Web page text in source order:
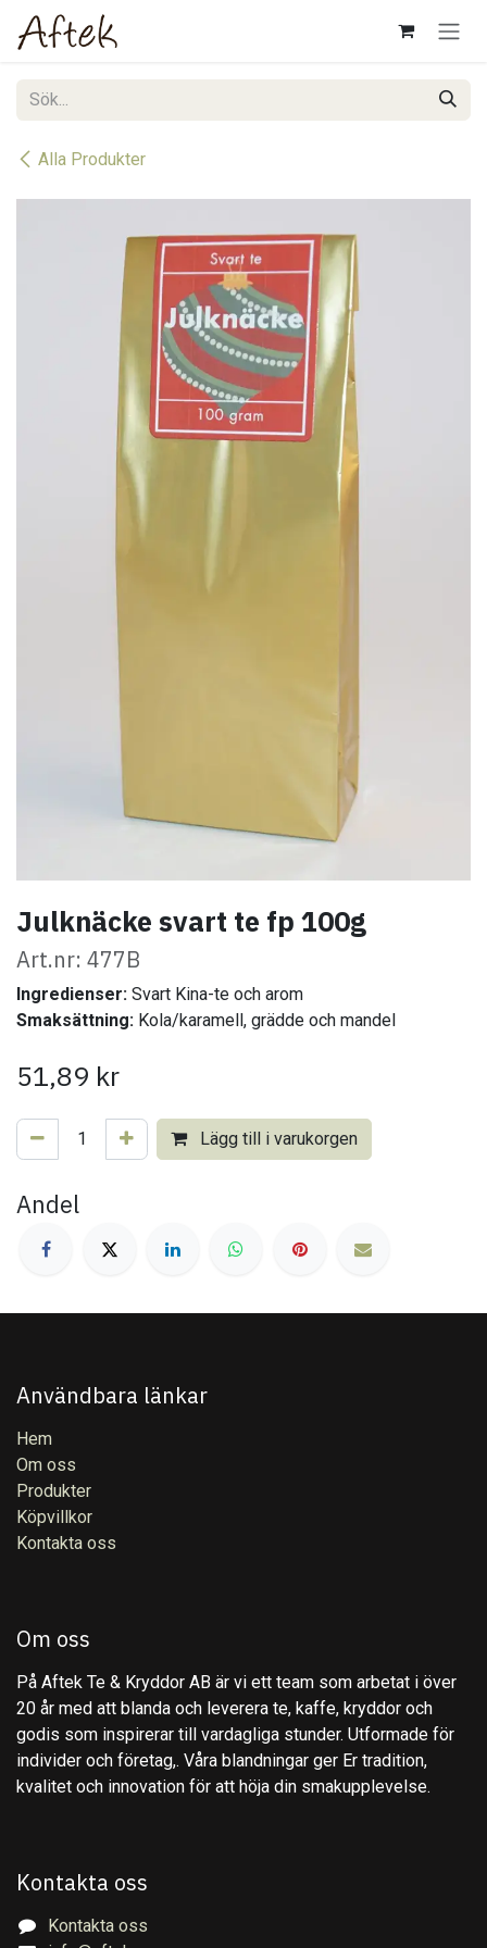
Hoppa till innehåll
Alla Produkter
Julknäcke svart te fp 100g
Art.nr: 477B
Ingredienser: Svart Kina-te och arom
Smaksättning: Kola/karamell, grädde och mandel
51,89 kr
Lägg till i varukorgen
Andel
Användbara länkar
Hem
Om oss
Produkter
Köpvillkor
Kontakta oss
Om oss
På Aftek Te & Kryddor AB är vi ett team som arbetat i över
20 år med att blanda och leverera te, kaffe, kryddor och
godis som inspirerar till vardagliga stunder. Utformade för
individer och företag,. Våra blandningar ger Er tradition,
kvalitet och innovation för att höja din smakupplevelse.
Kontakta oss
Kontakta oss